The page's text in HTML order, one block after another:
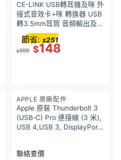
CE-LINK USB轉耳機及咪 外
接式音效卡+咪 轉換器 USB
轉3.5mm耳筒 音頻輸出及輸
$399 $148
節省: $251
APPLE 原廠配件
Apple 原裝 Thunderbolt 3
(USB‑C) Pro 連接線 (3 米),
USB 4,USB 3, DisplayPort,
聯絡查價